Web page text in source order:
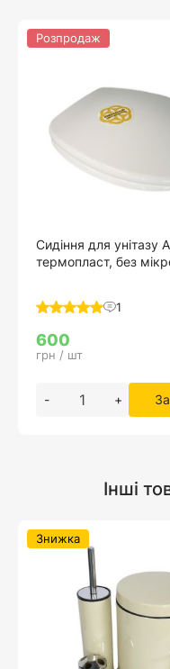
Сидіння для унітазу
термопласт, без
1
600
грн / шт
- +
Розпродаж
Інші
Знижка